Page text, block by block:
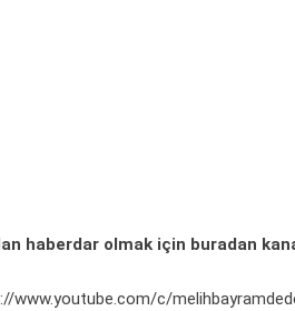
haberdar olmak için buradan
www.youtube.com/c/